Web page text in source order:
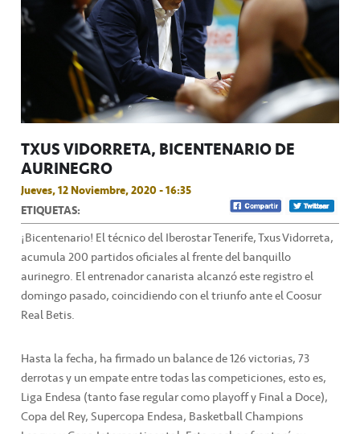
TXUS VIDORRETA, BICENTENARIO DE
AURINEGRO
Jueves, 12 Noviembre, 2020 - 16:35
ETIQUETAS:
¡Bicentenario! El técnico del Iberostar Tenerife, Txus Vidorreta,
acumula 200 partidos oficiales al frente del banquillo
aurinegro. El entrenador canarista alcanzó este registro el
domingo pasado, coincidiendo con el triunfo ante el Coosur
Real Betis.
Hasta la fecha, ha firmado un balance de 126 victorias, 73
derrotas y un empate entre todas las competiciones, esto es,
Liga Endesa (tanto fase regular como playoff y Final a Doce),
Copa del Rey, Supercopa Endesa, Basketball Champions